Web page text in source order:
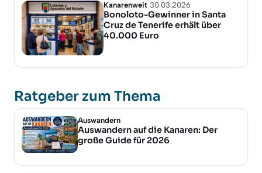
Kanarenweit 30.03.2026
Bonoloto-Gewinner in Santa
Cruz de Tenerife erhält über
40.000 Euro
Ratgeber zum Thema
Auswandern
Auswandern auf die Kanaren: Der
große Guide für 2026